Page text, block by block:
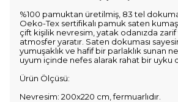
%100 pamuktan üretilmiş, 83 tel dokuma
Oeko-Tex sertifikalı pamuk saten
çift kişilik nevresim, yatak odanızda
atmosfer yaratır. Saten dokuması
yumuşaklık ve hafif bir parlaklık sunan
uyum içinde nefes alarak rahat bir uyku
Ürün Ölçüsü:
Nevresim: 200x220 cm, fermuarlıdır.